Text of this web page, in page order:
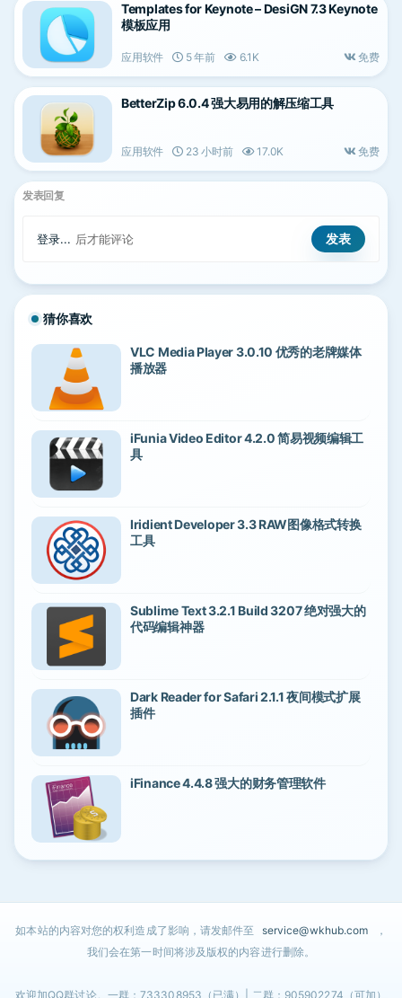
Templates for Keynote – DesiGN 7.3 Keynote
模板应用
应用软件 5 年前 6.1K 免费
BetterZip 6.0.4 强大易用的解压缩工具
应用软件 23 小时前 17.0K 免费
发表回复
登录... 后才能评论
猜你喜欢
VLC Media Player 3.0.10 优秀的老牌媒体
播放器
iFunia Video Editor 4.2.0 简易视频编辑工
具
Iridient Developer 3.3 RAW图像格式转换
工具
Sublime Text 3.2.1 Build 3207 绝对强大的
代码编辑神器
Dark Reader for Safari 2.1.1 夜间模式扩展
插件
iFinance 4.4.8 强大的财务管理软件
如本站的内容对您的权利造成了影响，请发邮件至 service@wkhub.com
，
我们会在第一时间将涉及版权的内容进行删除。
欢迎加QQ群讨论。一群：733308953（已满）| 二群：905902274（可加）